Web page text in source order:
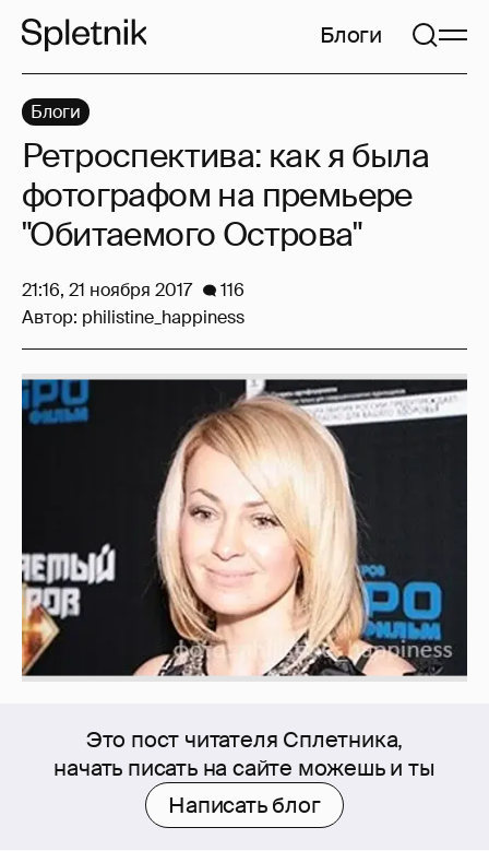
Блоги
Это пост читателя Сплетника,
начать писать на сайте можешь и ты
Написать блог
Блоги
Ретроспектива: как я была
фотографом на премьере
"Обитаемого Острова"
21:16, 21 ноября 2017
116
Автор: philistine_happiness